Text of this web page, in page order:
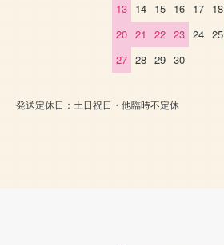
13 14 15 16 17 18
20 21 22 23 24 25
27 28 29 30
発送定休日：土日祝日・他臨時不定休